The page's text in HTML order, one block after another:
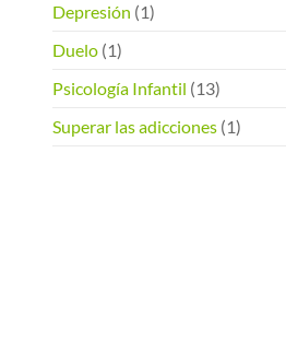
Depresión (1)
Duelo (1)
Psicología Infantil (13)
Superar las adicciones (1)